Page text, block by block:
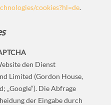
cookies?hl=de.
den Dienst
Limited (Gordon House,
„Google“). Die Abfrage
der Eingabe durch